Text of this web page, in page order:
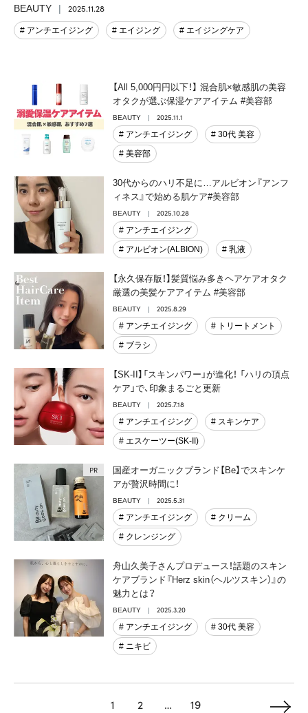
BEAUTY 2025.11.28
# アンチエイジング # エイジング # エイジングケア
【All 5,000円円以下！】 混合肌×敏感肌の美容
オタクが選ぶ保湿ケアアイテム #美容部
BEAUTY
2025.11.1
# アンチエイジング
# 30代 美容
# 美容部
30代からのハリ不足に…アルビオン『アンフ
ィネス』で始める肌ケア#美容部
BEAUTY
2025.10.28
# アンチエイジング
# アルビオン(ALBION)
# 乳液
【永久保存版！】髪質悩み多きヘアケアオタク
厳選の美髪ケアアイテム #美容部
BEAUTY
2025.8.29
# アンチエイジング
# トリートメント
# ブラシ
【SK-II】「スキンパワー」が進化！ 「ハリの頂点
ケア」で、印象まるごと更新
BEAUTY
2025.7.18
# アンチエイジング
# スキンケア
# エスケーツー(SK-II)
国産オーガニックブランド【Be】でスキンケ
アが贅沢時間に！
BEAUTY
2025.5.31
# アンチエイジング
# クリーム
# クレンジング
舟山久美子さんプロデュース！話題のスキン
ケアブランド『Herz skin（ヘルツスキン）』の
魅力とは？
BEAUTY
2025.3.20
# アンチエイジング
# 30代 美容
# ニキビ
1 2 … 19